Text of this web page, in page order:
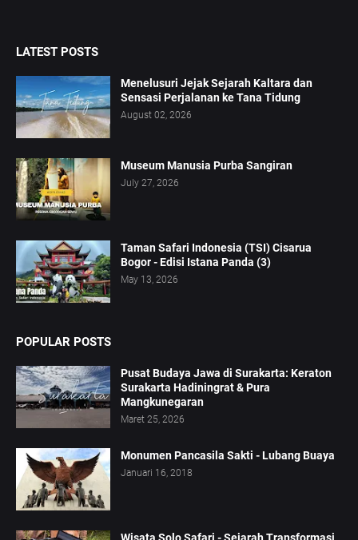
LATEST POSTS
Menelusuri Jejak Sejarah Kaltara dan
Sensasi Perjalanan ke Tana Tidung
August 02, 2026
Museum Manusia Purba Sangiran
July 27, 2026
Taman Safari Indonesia (TSI) Cisarua
Bogor - Edisi Istana Panda (3)
May 13, 2026
POPULAR POSTS
Pusat Budaya Jawa di Surakarta: Keraton
Surakarta Hadiningrat & Pura
Mangkunegaran
Maret 25, 2026
Monumen Pancasila Sakti - Lubang Buaya
Januari 16, 2018
Wisata Solo Safari - Sejarah Transformasi